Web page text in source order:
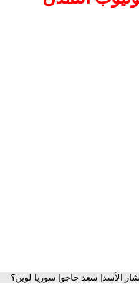
الأسد| سعد حاجو| سوريا لوين؟